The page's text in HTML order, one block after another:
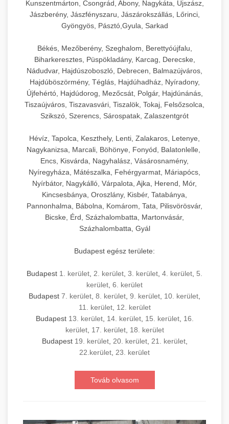
Kunszentmárton, Csongrád, Abony, Nagykáta, Újszász,
Jászberény, Jászfényszaru, Jászárokszállás, Lőrinci,
Gyöngyös, Pásztó,Gyula, Sarkad
Békés, Mezőberény, Szeghalom, Berettyóújfalu,
Biharkeresztes, Püspökladány, Karcag, Derecske,
Nádudvar, Hajdúszoboszló, Debrecen, Balmazújváros,
Hajdúböszörmény, Téglás, Hajdúhadház, Nyíradony,
Újfehértó, Hajdúdorog, Mezőcsát, Polgár, Hajdúnánás,
Tiszaújváros, Tiszavasvári, Tiszalök, Tokaj, Felsőzsolca,
Szikszó, Szerencs, Sárospatak, Zalaszentgrót
Hévíz, Tapolca, Keszthely, Lenti, Zalakaros, Letenye,
Nagykanizsa, Marcali, Böhönye, Fonyód, Balatonlelle,
Encs, Kisvárda, Nagyhalász, Vásárosnamény,
Nyíregyháza, Mátészalka, Fehérgyarmat, Máriapócs,
Nyírbátor, Nagykálló, Várpalota, Ajka, Herend, Mór,
Kincsesbánya, Oroszlány, Kisbér, Tatabánya,
Pannonhalma, Bábolna, Komárom, Tata, Pilisvörösvár,
Bicske, Érd, Százhalombatta, Martonvásár,
Százhalombatta, Gyál
Budapest egész területe:
Budapest 1. kerület, 2. kerület, 3. kerület, 4. kerület, 5.
kerület, 6. kerület
Budapest 7. kerület, 8. kerület, 9. kerület, 10. kerület,
11. kerület, 12. kerület
Budapest 13. kerület, 14. kerület, 15. kerület, 16.
kerület, 17. kerület, 18. kerület
Budapest 19. kerület, 20. kerület, 21. kerület,
22.kerület, 23. kerület
Továb olvasom